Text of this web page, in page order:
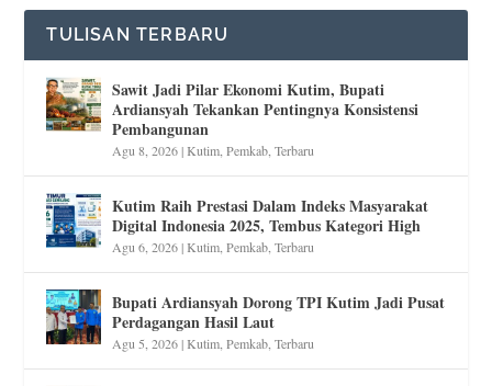
TULISAN TERBARU
Sawit Jadi Pilar Ekonomi Kutim, Bupati
Ardiansyah Tekankan Pentingnya Konsistensi
Pembangunan
Agu 8, 2026|Kutim,Pemkab,Terbaru
Kutim Raih Prestasi Dalam Indeks Masyarakat
Digital Indonesia 2025, Tembus Kategori High
Agu 6, 2026|Kutim,Pemkab,Terbaru
Bupati Ardiansyah Dorong TPI Kutim Jadi Pusat
Perdagangan Hasil Laut
Agu 5, 2026|Kutim,Pemkab,Terbaru